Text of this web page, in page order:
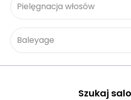
Pielęgnacja włosów
Baleyage
Szukaj